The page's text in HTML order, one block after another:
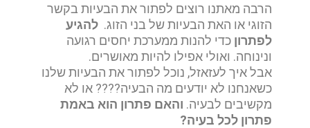
הרבה מאתנו רוצים לפתור את הבעיות בקשר
הזוגי או האת הבעיות של בני הזוג. להגיע
לפתרון כדי להנות ממערכת יחסים רגועה
ונינוחה. ואולי אפילו להיות מאושרים.
אבל איך לעזאזל, נוכל לפתור את הבעיות שלנו
כשאנחנו לא יודעים מה הבעיה???? או לא
מקשיבים לבעיה. והאם פתרון הוא באמת
פתרון לכל בעיה?